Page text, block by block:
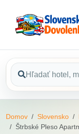
Domov Slovensko
Štrbské Pleso